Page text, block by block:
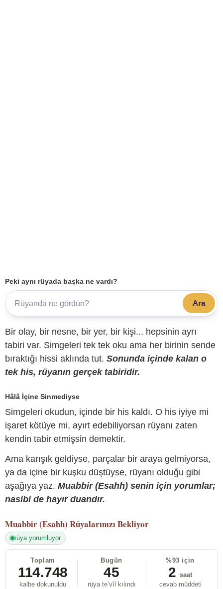
Peki aynı rüyada başka ne vardı?
Ara
Bir olay, bir nesne, bir yer, bir kişi... hepsinin ayrı
tabiri var. Simgeleri tek tek oku ama her birinin sende
bıraktığı hissi aklında tut. Sonunda içinde kalan o
tek his, rüyanın gerçek tabiridir.
Hâlâ İçine Sinmediyse
Simgeleri okudun, içinde bir his kaldı. O his iyiye mi
işaret kötüye mi, ayırt edebiliyorsan rüyanı zaten
kendin tabir etmişsin demektir.
Ama karışık geldiyse, parçalar bir araya gelmiyorsa,
ya da içine bir kuşku düştüyse, rüyanı olduğu gibi
aşağıya yaz. Muabbir (Esahh) senin için yorumlar;
nasibi de hayır duandır.
Muabbir (Esahh) Rüyalarınızı Bekliyor
rüya yorumluyor
Toplam
114.748
kalbe dokunuldu
Bugün
45
rüya te’vîl kılındı
%93 için
2 saat
cevab müddeti